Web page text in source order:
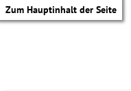
Zum Hauptinhalt der Seite